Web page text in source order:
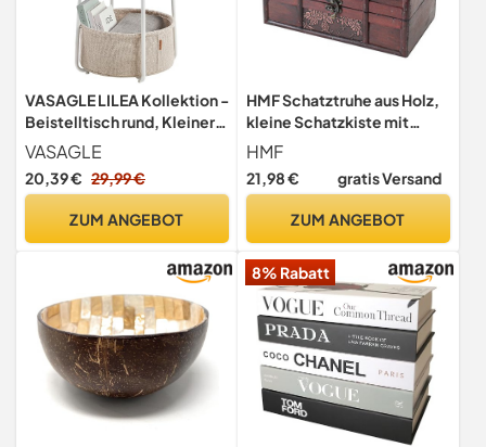
VASAGLE LILEA Kollektion -
Beistelltisch rund, Kleiner
Tisch, Couchtisch klein,
Wohnzimmertisch, Korb
aus Stoff, Stauraum für
Schlafzimmer, Nachttisch
Kamelbraun LET223W10
VASAGLE
20,39 € 29,99 €
ZUM ANGEBOT
HMF Schatztruhe aus Holz,
kleine Schatzkiste mit
Vintage Metallverschluss
Hochzeit oder Jubiläum | 25
HMF
21,98 € gratis Versand
ZUM ANGEBOT
8% Rabatt